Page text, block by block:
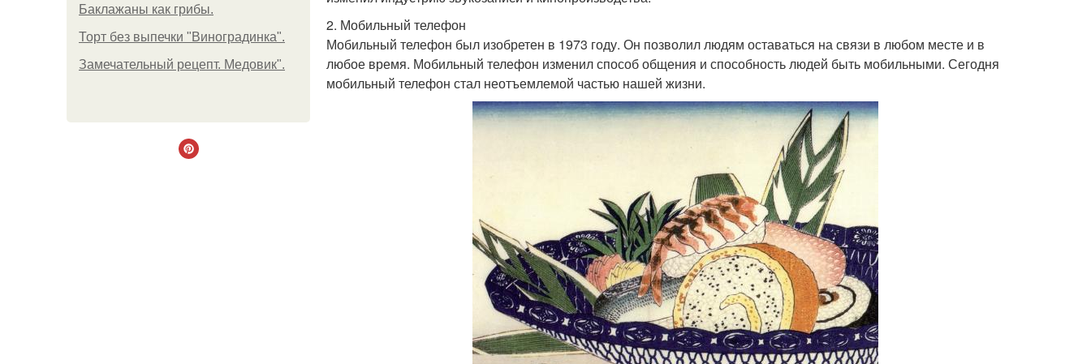
Баклажаны как грибы.
Торт без выпечки "Виноградинка".
Замечательный рецепт. Медовик".
2. Мобильный телефон
Мобильный телефон был изобретен в 1973 году. Он позволил людям оставаться на связи в любом месте и в
любое время. Мобильный телефон изменил способ общения и способность людей быть мобильными. Сегодня
мобильный телефон стал неотъемлемой частью нашей жизни.